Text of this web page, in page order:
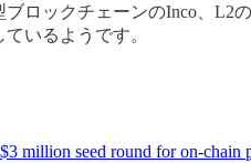
ロックチェーンのInco、L2
いるようです。
million seed round for on-chain